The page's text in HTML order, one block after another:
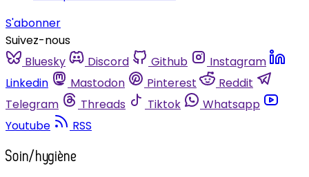
S'abonner
Suivez-nous
Bluesky
Discord Github
Instagram
Linkedin
Mastodon Pinterest
Reddit
Telegram
Threads Tiktok
Whatsapp
Youtube
RSS
Soin/hygiène